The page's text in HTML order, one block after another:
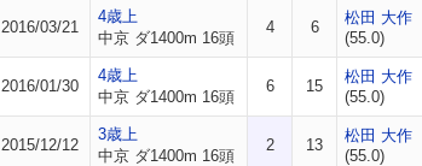
2016/03/21
4歳上
中京 ダ1400m 16頭
4 6
松田 大作
(55.0)
2016/01/30
4歳上
中京 ダ1400m 16頭
6 15
松田 大作
(55.0)
2015/12/12
3歳上
中京 ダ1400m 16頭
2 13
松田 大作
(55.0)